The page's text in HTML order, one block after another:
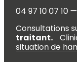
04 97 10 07 10
Consultations
traitant.
situation de